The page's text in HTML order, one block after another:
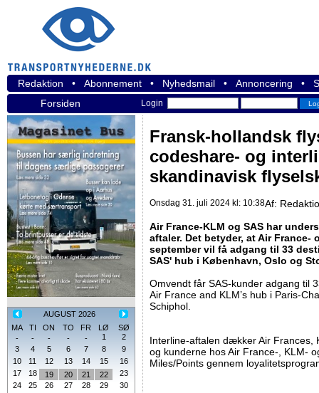
Redaktion • Abonnement • Nyhedsmail • Annoncering •
Forsiden
Login
AUGUST 2026
MA
TI ON TO FR LØ
SØ
-
- - - - 1
2
3
4 5 6 7 8
9
10
11 12 13 14 15
16
17
18 19 20 21 22
23
24
25 26 27 28 29
30
Fransk-hollandsk
codeshare- og
skandinavisk
Onsdag 31. juli 2024 kl: 10:38Af:
Air France-KLM og SAS har
aftaler. Det betyder, at Air France-
september vil få adgang til 33
SAS' hub i København, Oslo og
Omvendt får SAS-kunder adgang til
Air France and KLM’s hub i Paris-
Schiphol.
Interline-aftalen dækker Air
og kunderne hos Air France-, KLM-
Miles/Points gennem